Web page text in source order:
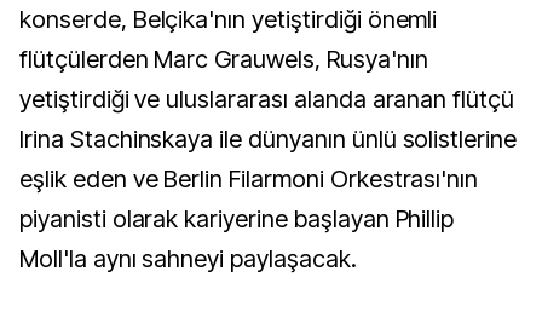
konserde, Belçika'nın yetiştirdiği önemli
flütçülerden Marc Grauwels, Rusya'nın
yetiştirdiği ve uluslararası alanda aranan flütçü
Irina Stachinskaya ile dünyanın ünlü solistlerine
eşlik eden ve Berlin Filarmoni Orkestrası'nın
piyanisti olarak kariyerine başlayan Phillip
Moll'la aynı sahneyi paylaşacak.